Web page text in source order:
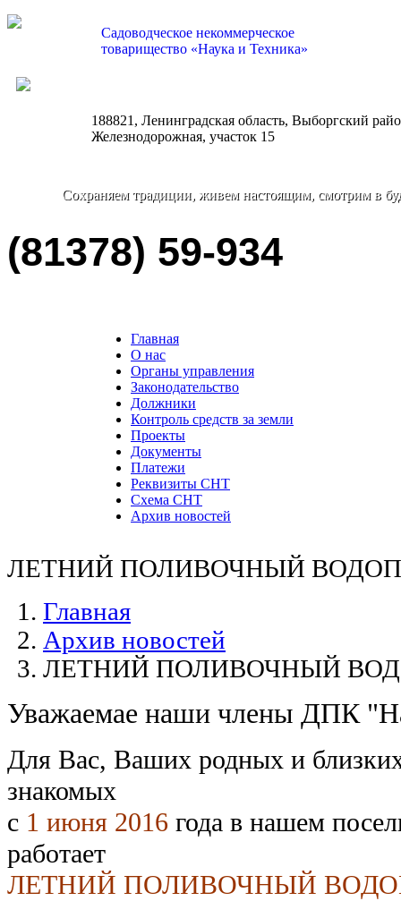
Садоводческое некоммерческое
товарищество «Наука и Техника»
188821, Ленинградская область, Выборгский
Железнодорожная, участок 15
Сохраняем традиции, живем настоящим, смотрим в
(81378) 59-934
Главная
О нас
Органы управления
Законодательство
Должники
Контроль средств за земли
Проекты
Документы
Платежи
Реквизиты СНТ
Схема СНТ
Архив новостей
ЛЕТНИЙ ПОЛИВОЧНЫЙ
Главная
Архив новостей
ЛЕТНИЙ ПОЛИВОЧНЫЙ
Уважаемае наши члены ДПК
Для Вас, Ваших родных и
знакомых
с 1 июня 2016 года в нашем
работает
ЛЕТНИЙ ПОЛИВОЧНЫЙ